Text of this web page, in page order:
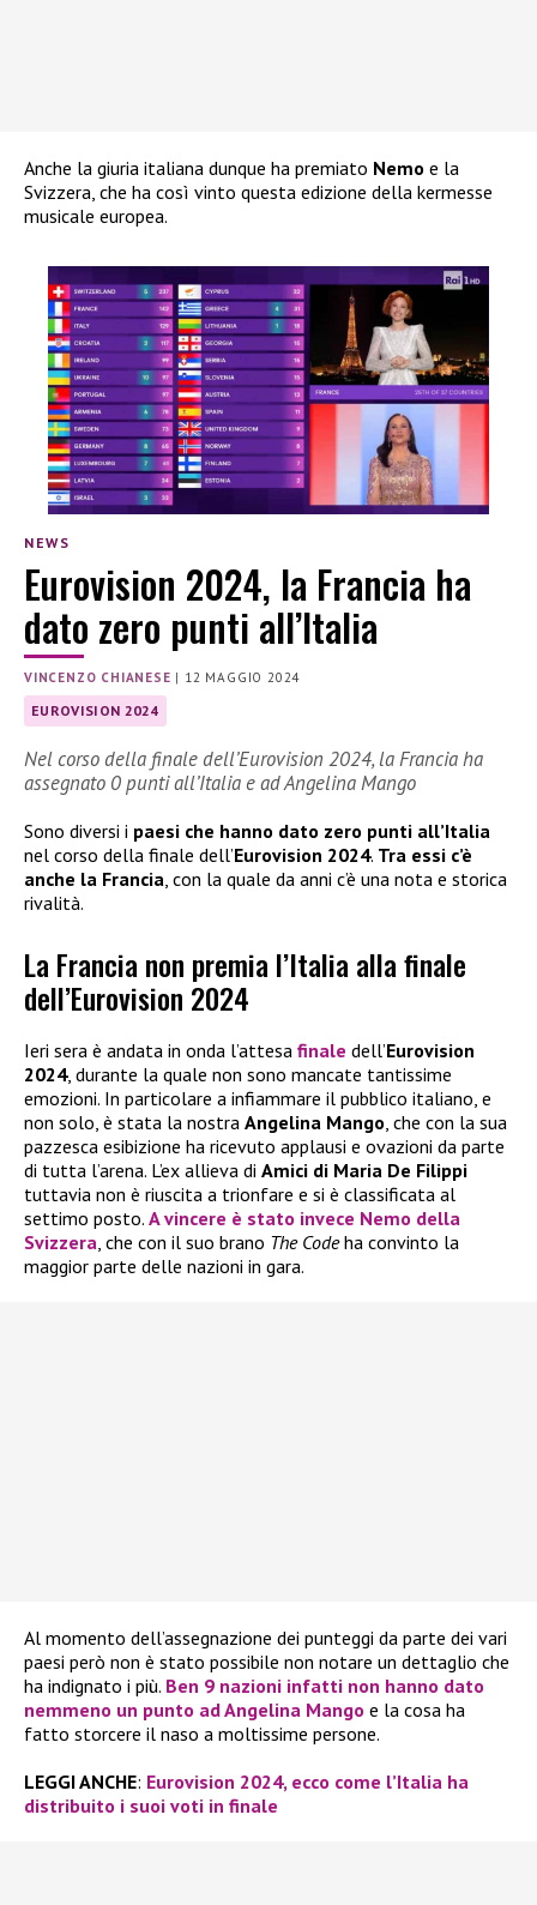
Anche la giuria italiana dunque ha premiato Nemo e la
Svizzera, che ha così vinto questa edizione della kermesse
musicale europea.
NEWS
Eurovision 2024, la Francia ha
dato zero punti all’Italia
VINCENZO CHIANESE | 12 MAGGIO 2024
EUROVISION 2024
Nel corso della finale dell’Eurovision 2024, la Francia ha
assegnato 0 punti all’Italia e ad Angelina Mango
Sono diversi i paesi che hanno dato zero punti all’Italia
nel corso della finale dell’Eurovision 2024. Tra essi c’è
anche la Francia, con la quale da anni c’è una nota e storica
rivalità.
La Francia non premia l’Italia alla finale
dell’Eurovision 2024
Ieri sera è andata in onda l’attesa finale dell’Eurovision
2024, durante la quale non sono mancate tantissime
emozioni. In particolare a infiammare il pubblico italiano, e
non solo, è stata la nostra Angelina Mango , che con la sua
pazzesca esibizione ha ricevuto applausi e ovazioni da parte
di tutta l’arena. L’ex allieva di Amici di Maria De Filippi
tuttavia non è riuscita a trionfare e si è classificata al
settimo posto. A vincere è stato invece Nemo della
Svizzera , che con il suo brano The Codeha convinto la
maggior parte delle nazioni in gara.
Al momento dell’assegnazione dei punteggi da parte dei vari
paesi però non è stato possibile non notare un dettaglio che
ha indignato i più. Ben 9 nazioni infatti non hanno dato
nemmeno un punto ad Angelina Mango e la cosa ha
fatto storcere il naso a moltissime persone.
LEGGI ANCHE: Eurovision 2024, ecco come l’Italia ha
distribuito i suoi voti in finale